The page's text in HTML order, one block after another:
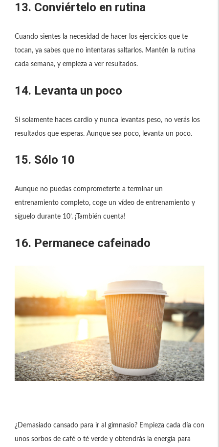
13. Conviértelo en rutina
Cuando sientes la necesidad de hacer los ejercicios que te
tocan, ya sabes que no intentaras saltarlos. Mantén la rutina
cada semana, y empieza a ver resultados.
14. Levanta un poco
Si solamente haces cardio y nunca levantas peso, no verás los
resultados que esperas. Aunque sea poco, levanta un poco.
15. Sólo 10
Aunque no puedas comprometerte a terminar un
entrenamiento completo, coge un vídeo de entrenamiento y
síguelo durante 10’. ¡También cuenta!
16. Permanece cafeinado
¿Demasiado cansado para ir al gimnasio? Empieza cada día con
unos sorbos de café o té verde y obtendrás la energía para